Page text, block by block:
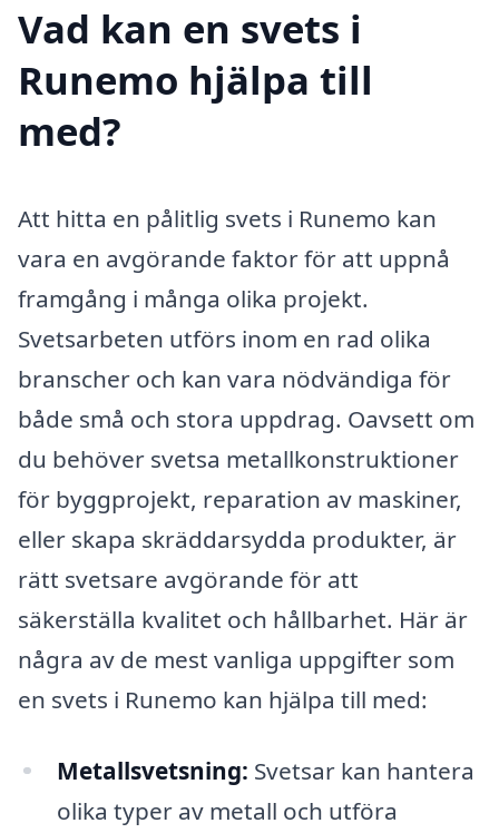
Vad kan en svets i
Runemo hjälpa till
med?
Att hitta en pålitlig svets i Runemo kan
vara en avgörande faktor för att uppnå
framgång i många olika projekt.
Svetsarbeten utförs inom en rad olika
branscher och kan vara nödvändiga för
både små och stora uppdrag. Oavsett om
du behöver svetsa metallkonstruktioner
för byggprojekt, reparation av maskiner,
eller skapa skräddarsydda produkter, är
rätt svetsare avgörande för att
säkerställa kvalitet och hållbarhet. Här är
några av de mest vanliga uppgifter som
en svets i Runemo kan hjälpa till med:
Metallsvetsning: Svetsar kan hantera
olika typer av metall och utföra